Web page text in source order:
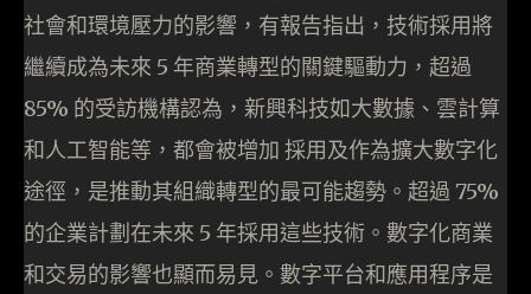
社會和環境壓力的影響，有報告指出，技術採用將
繼續成為未來 5 年商業轉型的關鍵驅動力，超過
85% 的受訪機構認為，新興科技如大數據、雲計算
和人工智能等，都會被增加 採用及作為擴大數字化
途徑，是推動其組織轉型的最可能趨勢。超過 75%
的企業計劃在未來 5 年採用這些技術。數字化商業
和交易的影響也顯而易見。數字平台和應用程序是